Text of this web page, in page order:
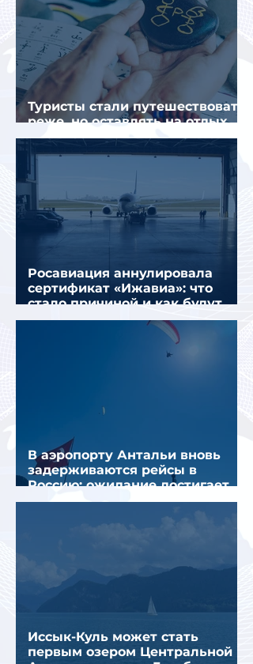
Туристы стали путешествовать
реже, но оставлять на отдых
почти на 40% больше
Росавиация аннулировала
сертификат «Ижавиа»: что
стало причиной и как будут
перевозить пассажиров
В аэропорту Антальи вновь
задерживаются рейсы в
Россию: ожидание достигает
почти 10 часов
Иссык-Куль может стать
первым озером Центральной